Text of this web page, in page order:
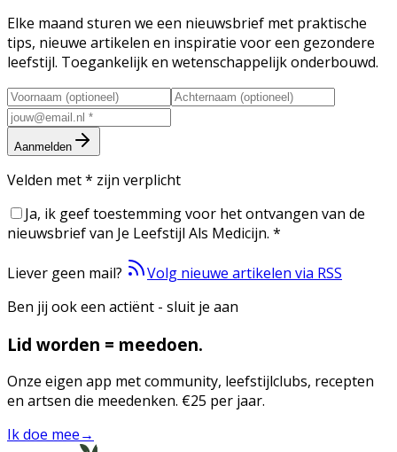
Elke maand sturen we een nieuwsbrief met praktische
tips, nieuwe artikelen en inspiratie voor een gezondere
leefstijl. Toegankelijk en wetenschappelijk onderbouwd.
Aanmelden
Velden met* zijn verplicht
Ja, ik geef toestemming voor het ontvangen van de
nieuwsbrief van Je Leefstijl Als Medicijn. *
Liever geen mail?
Volg nieuwe artikelen via RSS
Ben jij ook een actiënt - sluit je aan
Lid worden = meedoen.
Onze eigen app met community, leefstijlclubs, recepten
en artsen die meedenken. €25 per jaar.
Ik doe mee→